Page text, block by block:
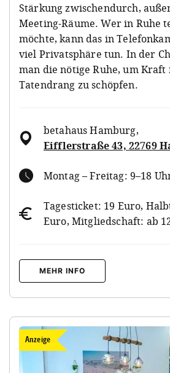
Stärkung zwischendurch,
Meeting-Räume. Wer in Ruhe
möchte, kann das in
viel Privatsphäre tun. In der
man die nötige Ruhe, um
Tatendrang zu schöpfen.
betahaus Hamburg,
Eifflerstraße 43, 22769
Montag – Freitag: 9–18
Tagesticket: 19 Euro,
Euro, Mitgliedschaft: ab
MEHR INFO
Anzeige